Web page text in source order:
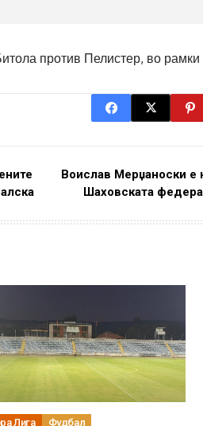
против Пелистер, во
Воислав Мерџаноски е
Шаховската
Лига Фудбал